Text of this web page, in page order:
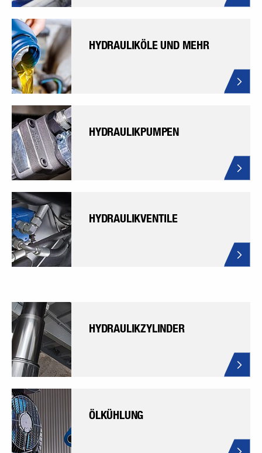
HYDRAULIKÖLE UND MEHR
HYDRAULIKPUMPEN
HYDRAULIKVENTILE
HYDRAULIKZYLINDER
ÖLKÜHLUNG